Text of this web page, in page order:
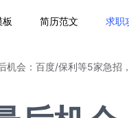
简历范文 求职
机会：百度/保利等5家急招